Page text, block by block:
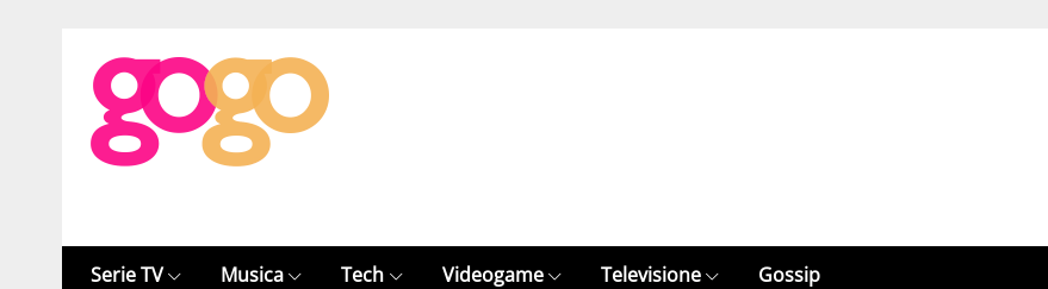
Serie TV Musica Tech Videogame Televisione Gossip